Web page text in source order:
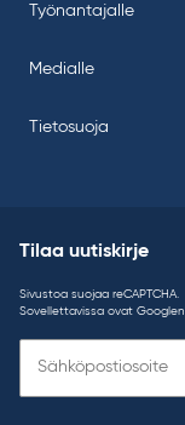
Työnantajalle
Medialle
Tietosuoja
Tilaa uutiskirje
Sivustoa suojaa reCAPTCHA.
Sovellettavissa ovat Googlen
uutiskirje: